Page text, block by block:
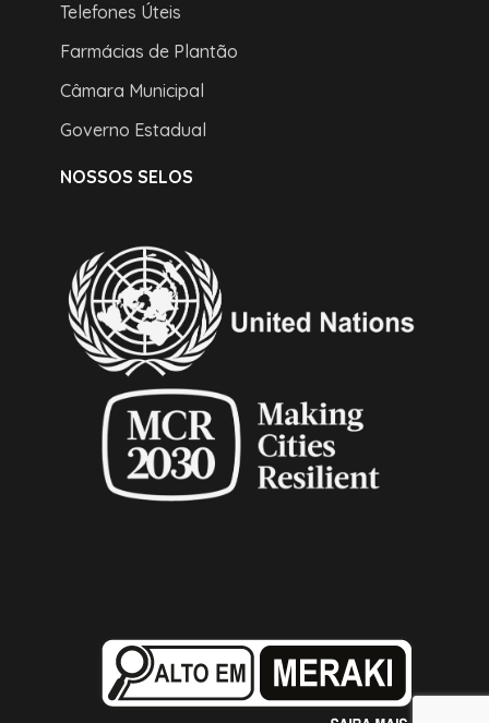
Telefones Úteis
Farmácias de Plantão
Câmara Municipal
Governo Estadual
NOSSOS SELOS